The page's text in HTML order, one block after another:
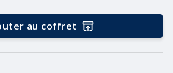
au coffret